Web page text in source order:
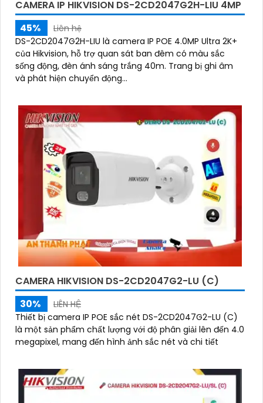
CAMERA IP HIKVISION DS-2CD2047G2H-LIU 4MP
45%
Liên hệ
DS-2CD2047G2H-LIU là camera IP POE 4.0MP Ultra 2K+
của Hikvision, hỗ trợ quan sát ban đêm có màu sắc
sống động, đèn ánh sáng trắng 40m. Trang bị ghi âm
và phát hiện chuyển động...
CAMERA HIKVISION DS-2CD2047G2-LU (C)
30%
LIÊN HỆ
Thiết bị camera IP POE sắc nét DS-2CD2047G2-LU (C)
là một sản phẩm chất lượng với độ phân giải lên đến 4.0
megapixel, mang đến hình ảnh sắc nét và chi tiết